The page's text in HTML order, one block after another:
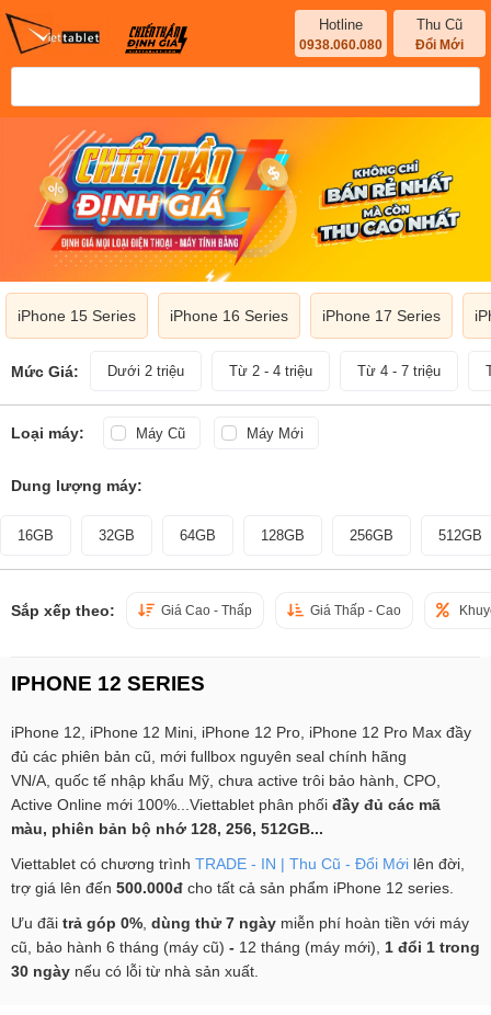
Hotline
0938.060.080
Thu Cũ
Đổi Mới
iPhone 15 Series iPhone 16 Series iPhone 17 Series
Mức Giá: Dưới 2 triệu Từ 2 - 4 triệu Từ 4 - 7 triệu
Loại máy: Máy Cũ Máy Mới
Dung lượng máy:
16GB 32GB 64GB 128GB 256GB 512GB
Sắp xếp theo: Giá Cao - Thấp Giá Thấp - Cao
IPHONE 12 SERIES
iPhone 12, iPhone 12 Mini, iPhone 12 Pro, iPhone 12 Pro Max đầy
đủ các phiên bản cũ, mới fullbox nguyên seal chính hãng
VN/A, quốc tế nhập khẩu Mỹ, chưa active trôi bảo hành, CPO,
Active Online mới 100%...Viettablet phân phối đầy đủ các mã
màu, phiên bản bộ nhớ 128, 256, 512GB...
Viettablet có chương trình TRADE - IN | Thu Cũ - Đổi Mới lên đời,
trợ giá lên đến 500.000đ cho tất cả sản phẩm iPhone 12 series.
Ưu đãi trả góp 0% dùng thử 7 ngày miễn phí hoàn tiền với máy
cũ, bảo hành 6 tháng (máy cũ) - 12 tháng (máy mới), 1 đổi 1 trong
30 ngày nếu có lỗi từ nhà sản xuất.